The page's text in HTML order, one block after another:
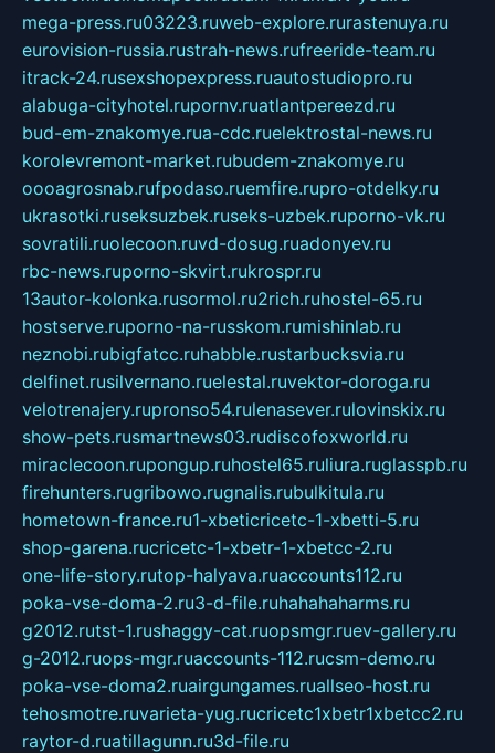
mega-press.ru03223.ruweb-explore.rurastenuya.ru
eurovision-russia.rustrah-news.rufreeride-team.ru
itrack-24.rusexshopexpress.ruautostudiopro.ru
alabuga-cityhotel.rupornv.ruatlantpereezd.ru
bud-em-znakomye.rua-cdc.ruelektrostal-news.ru
korolevremont-market.rubudem-znakomye.ru
oooagrosnab.rufpodaso.ruemfire.rupro-otdelky.ru
ukrasotki.ruseksuzbek.ruseks-uzbek.ruporno-vk.ru
sovratili.ruolecoon.ruvd-dosug.ruadonyev.ru
rbc-news.ruporno-skvirt.rukrospr.ru
13autor-kolonka.rusormol.ru2rich.ruhostel-65.ru
hostserve.ruporno-na-russkom.rumishinlab.ru
neznobi.rubigfatcc.ruhabble.rustarbucksvia.ru
delfinet.rusilvernano.ruelestal.ruvektor-doroga.ru
velotrenajery.rupronso54.rulenasever.rulovinskix.ru
show-pets.rusmartnews03.rudiscofoxworld.ru
miraclecoon.rupongup.ruhostel65.ruliura.ruglasspb.ru
firehunters.rugribowo.rugnalis.rubulkitula.ru
hometown-france.ru1-xbeticricetc-1-xbetti-5.ru
shop-garena.rucricetc-1-xbetr-1-xbetcc-2.ru
one-life-story.rutop-halyava.ruaccounts112.ru
poka-vse-doma-2.ru3-d-file.ruhahahaharms.ru
g2012.rutst-1.rushaggy-cat.ruopsmgr.ruev-gallery.ru
g-2012.ruops-mgr.ruaccounts-112.rucsm-demo.ru
poka-vse-doma2.ruairgungames.ruallseo-host.ru
tehosmotre.ruvarieta-yug.rucricetc1xbetr1xbetcc2.ru
raytor-d.ruatillagunn.ru3d-file.ru